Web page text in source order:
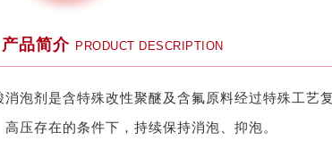
产品简介 PRODUCT DESCRIPTION
消泡剂是含特殊改性聚醚及含氟原料经过特殊工艺
高压存在的条件下，持续保持消泡、抑泡。